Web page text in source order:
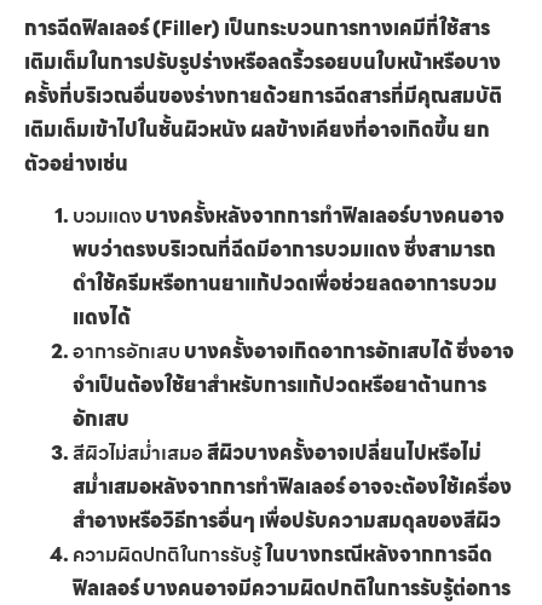
การฉีดฟิลเลอร์ (Filler) เป็นกระบวนการทางเคมีที่ใช้สาร
เติมเต็มในการปรับรูปร่างหรือลดริ้วรอยบนใบหน้าหรือบาง
ครั้งที่บริเวณอื่นของร่างกายด้วยการฉีดสารที่มีคุณสมบัติ
เติมเต็มเข้าไปในชั้นผิวหนัง ผลข้างเคียงที่อาจเกิดขึ้น ยก
ตัวอย่างเช่น
บวมแดงบางครั้งหลังจากการทำฟิลเลอร์บางคนอาจ
พบว่าตรงบริเวณที่ฉีดมีอาการบวมแดง ซึ่งสามารถ
ดำใช้ครีมหรือทานยาแก้ปวดเพื่อช่วยลดอาการบวม
แดงได้
อาการอักเสบ บางครั้งอาจเกิดอาการอักเสบได้ ซึ่งอาจ
จำเป็นต้องใช้ยาสำหรับการแก้ปวดหรือยาต้านการ
อักเสบ
สีผิวไม่สม่ำเสมอสีผิวบางครั้งอาจเปลี่ยนไปหรือไม่
สม่ำเสมอหลังจากการทำฟิลเลอร์ อาจจะต้องใช้เครื่อง
สำอางหรือวิธีการอื่นๆ เพื่อปรับความสมดุลของสีผิว
ความผิดปกติในการรับรู้ในบางกรณีหลังจากการฉีด
ฟิลเลอร์ บางคนอาจมีความผิดปกติในการรับรู้ต่อการ